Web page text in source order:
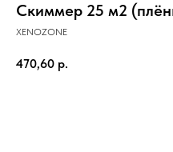
Скиммер 25 м2
XENOZONE
470,60 р.